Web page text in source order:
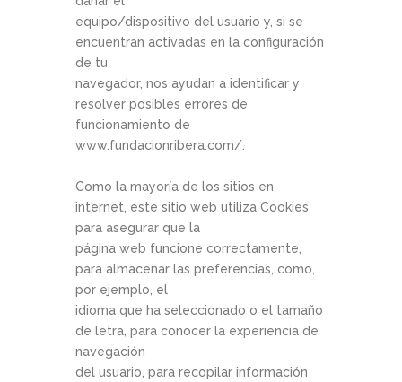
equipo/dispositivo del usuario y, si se
encuentran activadas en la configuración
de tu
navegador, nos ayudan a identificar y
resolver posibles errores de
funcionamiento de
www.fundacionribera.com/.
Como la mayoría de los sitios en
internet, este sitio web utiliza Cookies
para asegurar que la
página web funcione correctamente,
para almacenar las preferencias, como,
por ejemplo, el
idioma que ha seleccionado o el tamaño
de letra, para conocer la experiencia de
navegación
del usuario, para recopilar información